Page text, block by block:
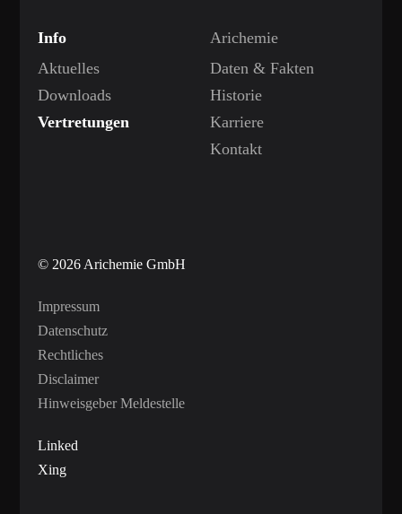
Info
Aktuelles
Downloads
Vertretungen
Arichemie
Daten & Fakten
Historie
Karriere
Kontakt
© 2026 Arichemie GmbH
Impressum
Datenschutz
Rechtliches
Disclaimer
Hinweisgeber Meldestelle
Linked
Xing